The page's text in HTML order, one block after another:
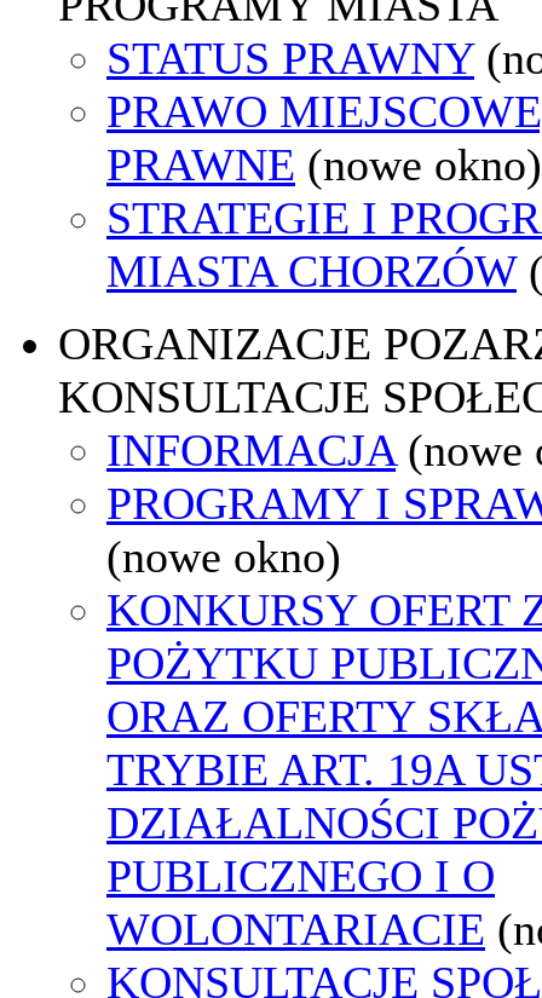
STATUS PRAWNY
PRAWO
PRAWNE (nowe okno)
STRATEGIE I
MIASTA CHORZÓW
ORGANIZACJE
KONSULTACJE
INFORMACJA (nowe
PROGRAMY I
(nowe okno)
KONKURSY OFERT
POŻYTKU
ORAZ OFERTY
TRYBIE ART. 19A
DZIAŁALNOŚCI
PUBLICZNEGO I O
WOLONTARIACIE
KONSULTACJE